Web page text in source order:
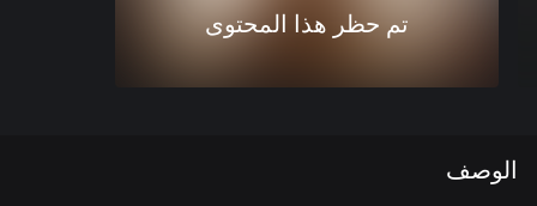
تم حظر هذا المحتوى
الوصف